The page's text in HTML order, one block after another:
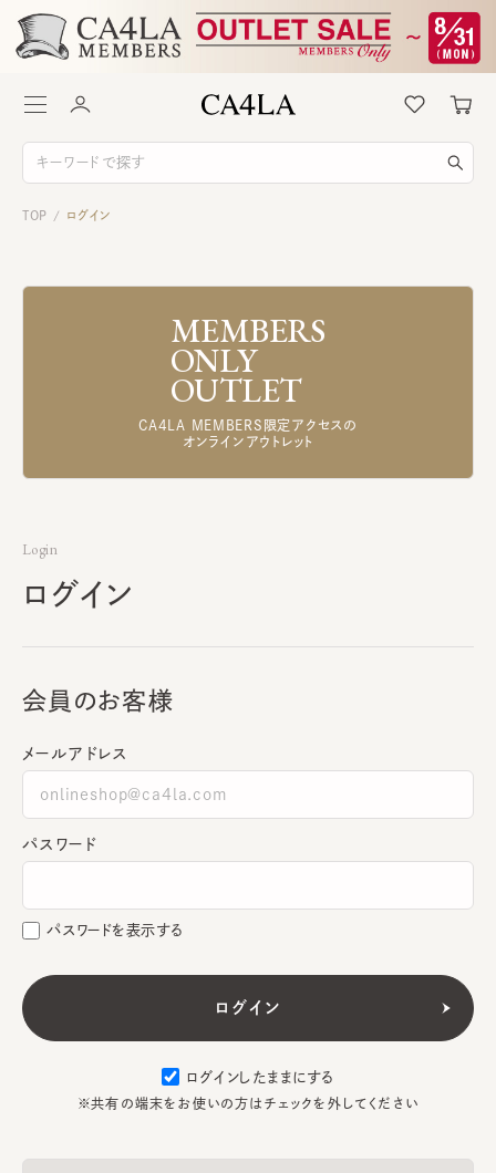
TOP / ログイン
MEMBERS
ONLY
OUTLET
CA4LA MEMBERS限定アクセスの
オンラインアウトレット
Login
ログイン
会員のお客様
メールアドレス
パスワード
パスワードを表示する
ログインしたままにする
※共有の端末をお使いの方はチェックを外してください